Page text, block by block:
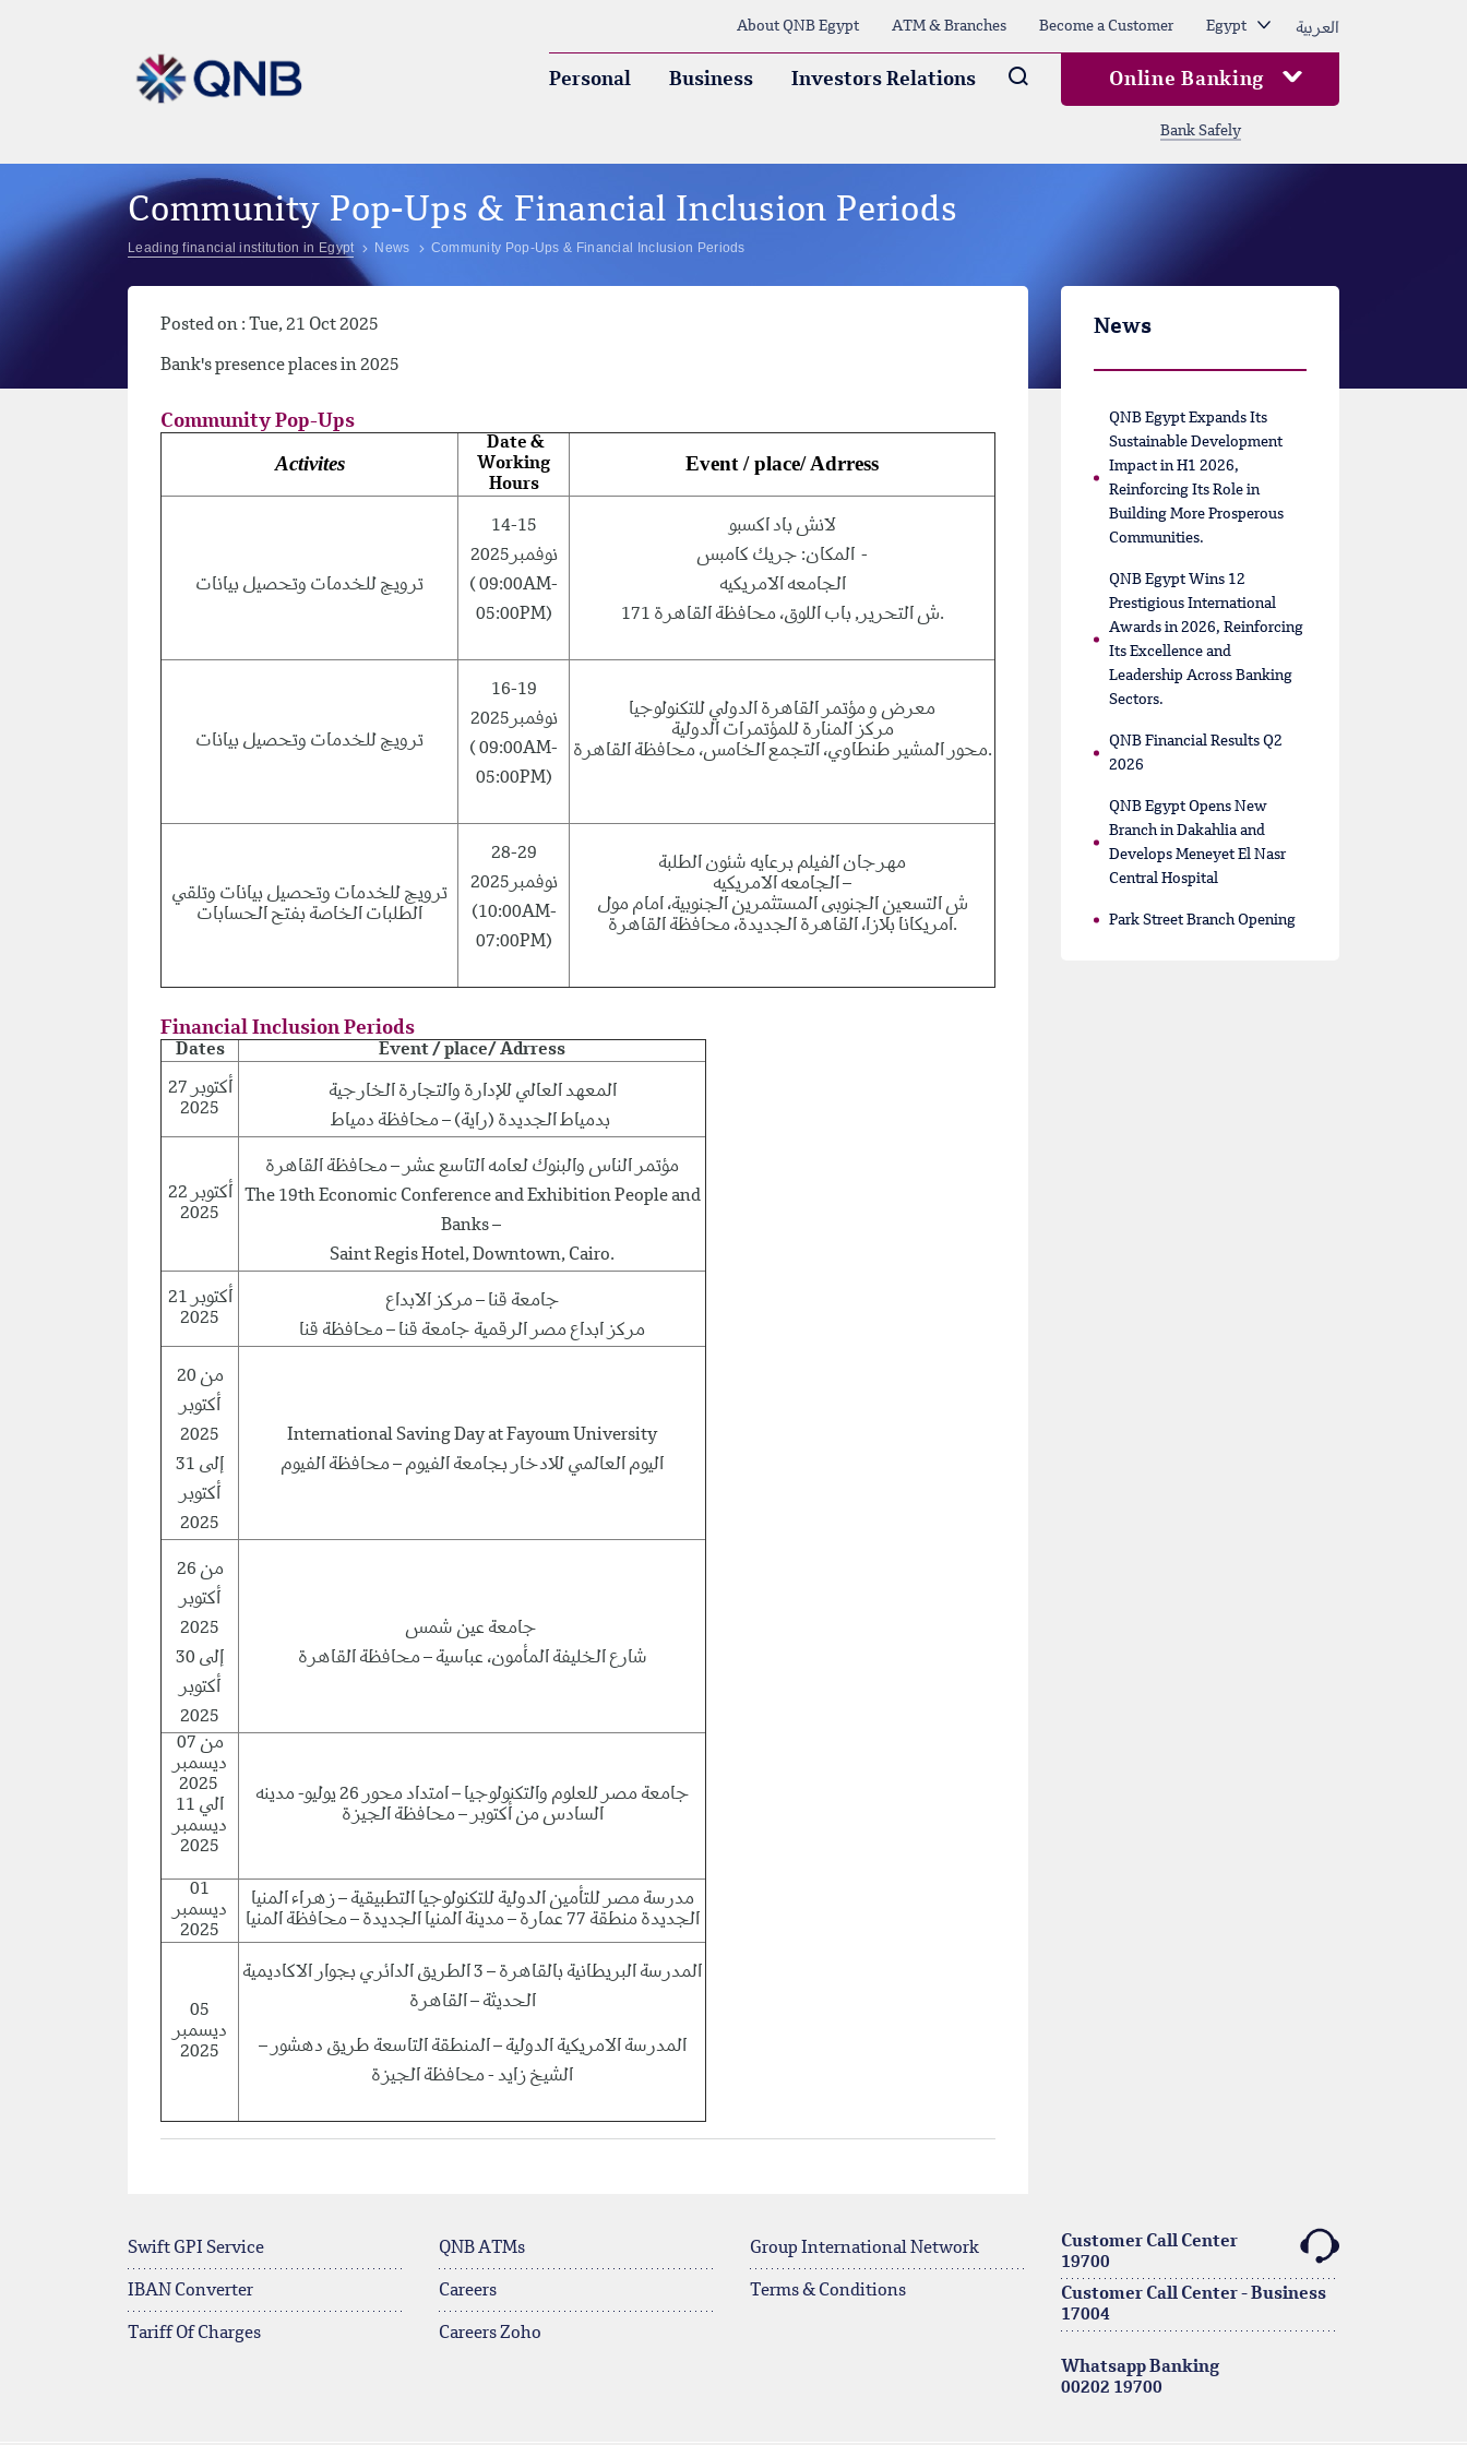
About QNB Egypt ATM & Branches Become a Customer Egypt العربية
Personal Business Investors Relations Arama Online Banking
Bank Safely
Community Pop-Ups & Financial Inclusion Periods
Leading financial institution in Egypt News Community Pop-Ups & Financial Inclusion Periods
Posted on : Tue, 21 Oct 2025
Bank's presence places in 2025
Community Pop-Ups
Activites
Date &
Working
Hours
Event / place/ Adrress
ترويج للخدمات وتحصيل بيانات
14-15
نوفمبر2025
( 09:00AM-
05:00PM)
لانش باد اكسبو
المكان: جريك كامبس -
الجامعه الامريكيه
171 ش التحرير, باب اللوق، محافظة القاهرة.
ترويج للخدمات وتحصيل بيانات
16-19
نوفمبر2025
( 09:00AM-
05:00PM)
معرض و مؤتمر القاهرة الدولي للتكنولوجيا
مركز المنارة للمؤتمرات الدولية
محور المشير طنطاوي، التجمع الخامس، محافظة القاهرة.
ترويج للخدمات وتحصيل بيانات وتلقي
الطلبات الخاصة بفتح الحسابات
28-29
نوفمبر2025
(10:00AM-
07:00PM)
مهرجان الفيلم برعايه شئون الطلبة
الجامعه الامريكيه –
ش التسعين الجنوبى المستثمرين الجنوبية، امام مول
امريكانا بلازا، القاهرة الجديدة، محافظة القاهرة.
Financial Inclusion Periods
Dates Event / place/ Adrress
27 أكتوبر
2025
المعهد العالي للإدارة والتجارة الخارجية
22 أكتوبر
2025
مؤتمر الناس والبنوك لعامه التاسع عشر – محافظة القاهرة
The 19th Economic Conference and Exhibition People and
Banks –
Saint Regis Hotel, Downtown, Cairo.
21 أكتوبر
2025
جامعة قنا – مركز الابداع
مركز ابداع مصر الرقمية جامعة قنا – محافظة قنا
من 20
أكتوبر
2025
إلى 31
أكتوبر
2025
International Saving Day at Fayoum University
اليوم العالمي للادخار بجامعة الفيوم – محافظة الفيوم
من 26
أكتوبر
2025
إلى 30
أكتوبر
2025
شارع الخليفة المأمون، عباسية – محافظة القاهرة
من 07
ديسمبر
الي 11
ديسمبر
2025
جامعة مصر للعلوم والتكنولوجيا – امتداد محور 26 يوليو- مدينه
السادس من أكتوبر – محافظة الجيزة
01
ديسمبر
2025
مدرسة مصر للتأمين الدولية للتكنولوجيا التطبيقية – زهراء المنيا
الجديدة منطقة 77 عمارة – مدينة المنيا الجديدة – محافظة المنيا
05
ديسمبر
2025
المدرسة البريطانية بالقاهرة – 3 الطريق الدائري بجوار الاكاديمية
الحديثة – القاهرة
المدرسة الامريكية الدولية – المنطقة التاسعة طريق دهشور –
الشيخ زايد - محافظة الجيزة
News
QNB Egypt Expands Its
Sustainable Development
Impact in H1 2026,
Reinforcing Its Role in
Building More Prosperous
Communities.
QNB Egypt Wins 12
Prestigious International
Awards in 2026, Reinforcing
Its Excellence and
Leadership Across Banking
Sectors.
QNB Financial Results Q2
2026
QNB Egypt Opens New
Branch in Dakahlia and
Develops Meneyet El Nasr
Central Hospital
Park Street Branch Opening
Swift GPI Service
IBAN Converter
Tariff Of Charges
QNB ATMs
Careers
Careers Zoho
Group International Network
Terms & Conditions
Customer Call Center
19700
Customer Call Center - Business
17004
Whatsapp Banking
00202 19700